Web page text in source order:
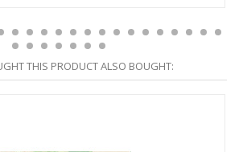
THIS PRODUCT ALSO BOUGHT: